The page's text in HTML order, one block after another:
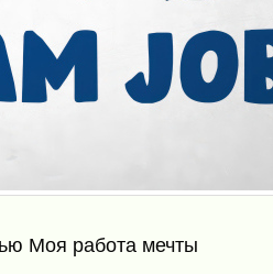
Моя работа мечты